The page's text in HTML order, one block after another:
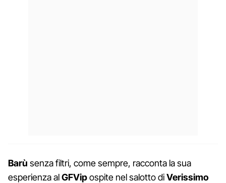
Barù senza filtri, come sempre, racconta la sua
esperienza alGFVipospite nel salotto diVerissimo